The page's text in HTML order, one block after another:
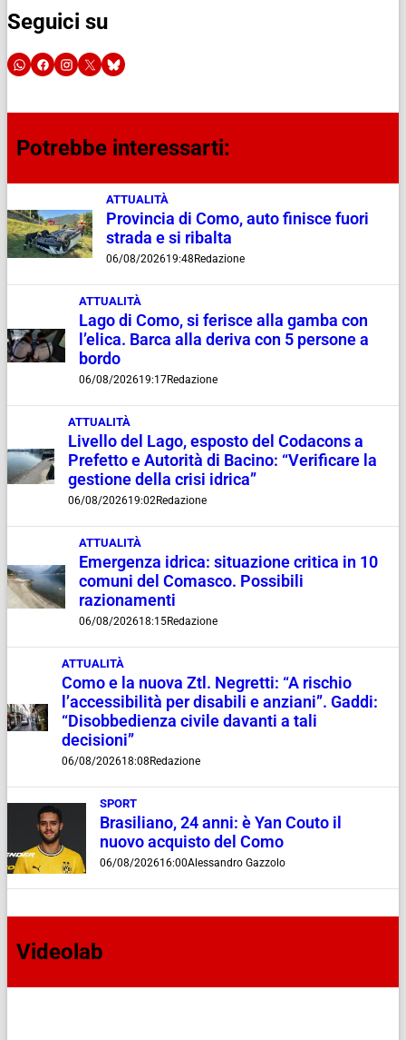
Seguici su
Potrebbe interessarti:
ATTUALITÀ
Provincia di Como, auto finisce fuori
strada e si ribalta
06/08/202619:48 Redazione
ATTUALITÀ
Lago di Como, si ferisce alla gamba con
l’elica. Barca alla deriva con 5 persone a
bordo
06/08/202619:17Redazione
ATTUALITÀ
Livello del Lago, esposto del Codacons a
Prefetto e Autorità di Bacino: “Verificare la
gestione della crisi idrica”
06/08/202619:02Redazione
ATTUALITÀ
Emergenza idrica: situazione critica in 10
comuni del Comasco. Possibili
razionamenti
06/08/202618:15Redazione
ATTUALITÀ
Como e la nuova Ztl. Negretti: “A rischio
l’accessibilità per disabili e anziani”. Gaddi:
“Disobbedienza civile davanti a tali
decisioni”
06/08/202618:08 Redazione
SPORT
Brasiliano, 24 anni: è Yan Couto il
nuovo acquisto del Como
06/08/202616:00Alessandro Gazzolo
Videolab